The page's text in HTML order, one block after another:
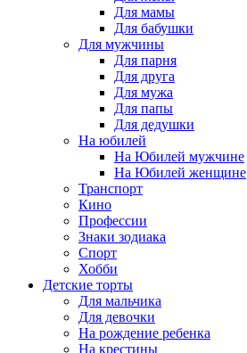
Для мамы
Для бабушки
Для мужчины
Для парня
Для друга
Для мужа
Для папы
Для дедушки
На юбилей
На Юбилей мужчине
На Юбилей женщине
Транспорт
Кино
Профессии
Знаки зодиака
Спорт
Хобби
Детские торты
Для мальчика
Для девочки
На рождение ребенка
На крестины